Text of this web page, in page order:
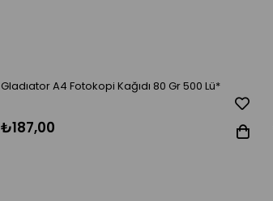
Gladıator A4 Fotokopi Kağıdı 80 Gr 500 Lü*
₺187,00